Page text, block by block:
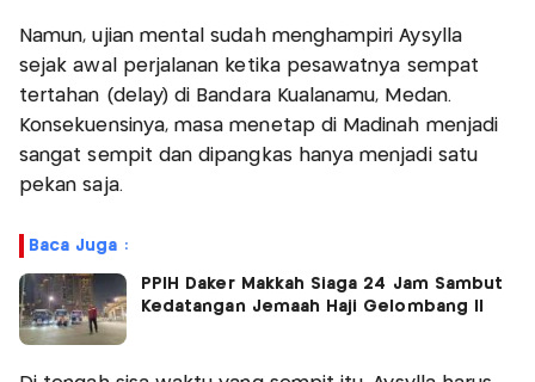
Namun, ujian mental sudah menghampiri Aysylla
sejak awal perjalanan ketika pesawatnya sempat
tertahan (delay) di Bandara Kualanamu, Medan.
Konsekuensinya, masa menetap di Madinah menjadi
sangat sempit dan dipangkas hanya menjadi satu
pekan saja.
Baca Juga :
PPIH Daker Makkah Siaga 24 Jam Sambut
Kedatangan Jemaah Haji Gelombang II